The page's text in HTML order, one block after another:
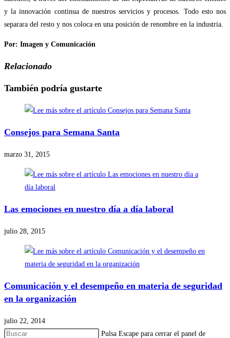
y la innovación continua de nuestros servicios y procesos. Todo esto nos
separara del resto y nos coloca en una posición de renombre en la industria.
Por: Imagen y Comunicación
Relacionado
También podría gustarte
Consejos para Semana Santa
marzo 31, 2015
Las emociones en nuestro día a día laboral
julio 28, 2015
Comunicación y el desempeño en materia de seguridad
en la organización
julio 22, 2014
Pulsa Escape para cerrar el panel de